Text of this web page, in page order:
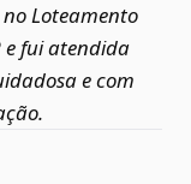
Loteamento
e fui atendida
e com